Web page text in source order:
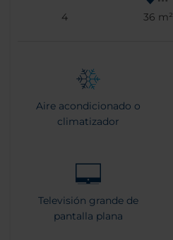
4 36 m²
Aire acondicionado o
climatizador
Televisión grande de
pantalla plana